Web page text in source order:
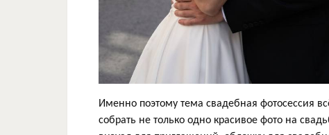
Именно поэтому тема свадебная фотосессия
собрать не только одно красивое фото на